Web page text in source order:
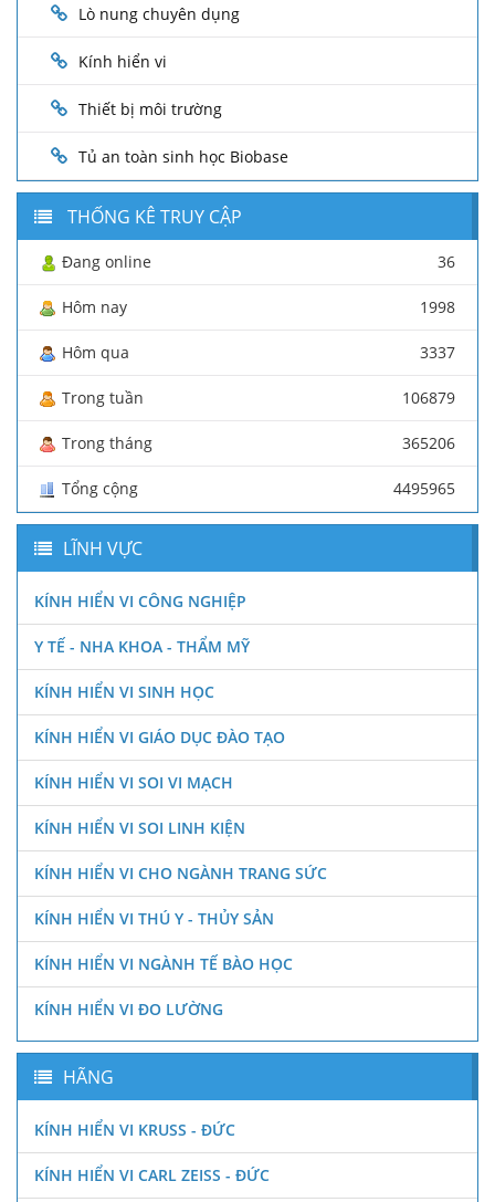
Lò nung chuyên dụng
Kính hiển vi
Thiết bị môi trường
Tủ an toàn sinh học Biobase
THỐNG KÊ TRUY CẬP
Đang online 36
Hôm nay 1998
Hôm qua 3337
Trong tuần 106879
Trong tháng 365206
Tổng cộng 4495965
LĨNH VỰC
KÍNH HIỂN VI CÔNG NGHIỆP
Y TẾ - NHA KHOA - THẨM MỸ
KÍNH HIỂN VI SINH HỌC
KÍNH HIỂN VI GIÁO DỤC ĐÀO TẠO
KÍNH HIỂN VI SOI VI MẠCH
KÍNH HIỂN VI SOI LINH KIỆN
KÍNH HIỂN VI CHO NGÀNH TRANG SỨC
KÍNH HIỂN VI THÚ Y - THỦY SẢN
KÍNH HIỂN VI NGÀNH TẾ BÀO HỌC
KÍNH HIỂN VI ĐO LƯỜNG
HÃNG
KÍNH HIỂN VI KRUSS - ĐỨC
KÍNH HIỂN VI CARL ZEISS - ĐỨC